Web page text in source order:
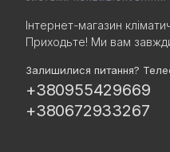
Інтернет-магазин
Приходьте! Ми вам
Залишилися питання?
+380955429669
+380672933267